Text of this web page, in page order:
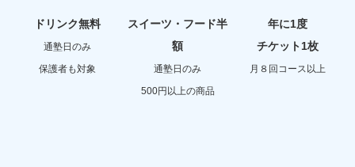
ドリンク無料
通塾日のみ
保護者も対象
スイーツ・ フード半
額
通塾日のみ
500円以上の商品
年に1度
チケット1枚
月８回コース以上